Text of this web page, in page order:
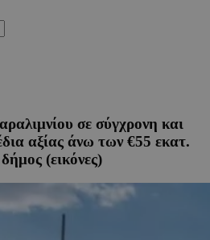
σε σύγχρονη και
αξίας άνω των €55 εκατ.
(εικόνες)